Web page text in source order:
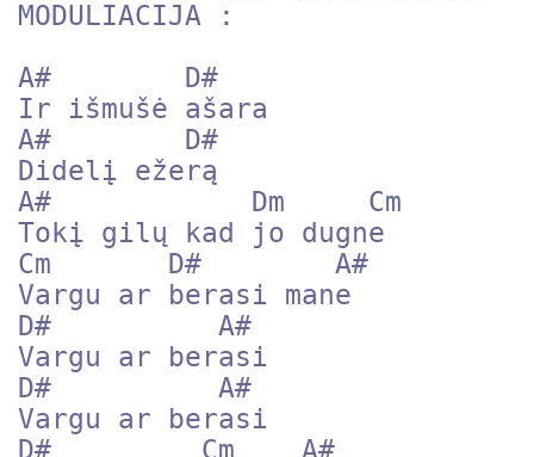
MODULIACIJA :
A#        D#
Ir išmušė ašara
A#        D#
Didelį ežerą
A#            Dm     Cm
Tokį gilų kad jo dugne
Cm       D#        A#
Vargu ar berasi mane
D#          A#
Vargu ar berasi
D#          A#
Vargu ar berasi
D#         Cm    A#